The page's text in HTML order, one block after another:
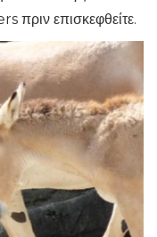
πριν επισκεφθείτε.